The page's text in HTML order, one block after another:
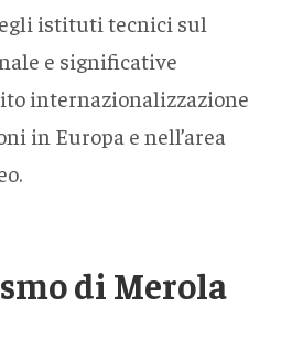
istituti tecnici sul
e significative
internazionalizzazione
in Europa e nell’area
di Merola